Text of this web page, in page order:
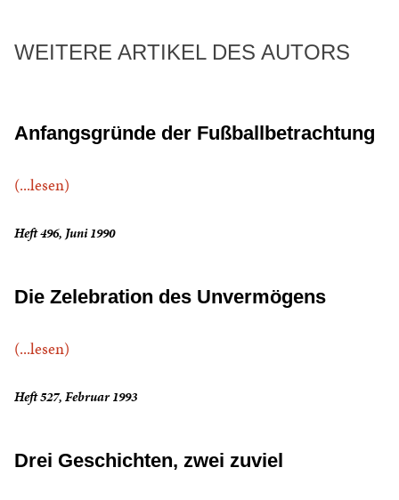
WEITERE ARTIKEL DES AUTORS
Anfangsgründe der Fußballbetrachtung
(...lesen)
Heft 496, Juni 1990
Die Zelebration des Unvermögens
(...lesen)
Heft 527, Februar 1993
Drei Geschichten, zwei zuviel